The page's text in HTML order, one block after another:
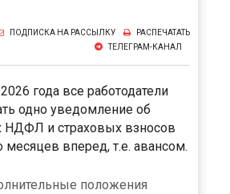
РАСПЕЧАТАТЬ
ПОДПИСКА НА РАССЫЛКУ
ТЕЛЕГРАМ-КАНАЛ
года все работодатели
одно уведомление об
НДФЛ и страховых взносов
месяцев вперед, т.е. авансом.
положения